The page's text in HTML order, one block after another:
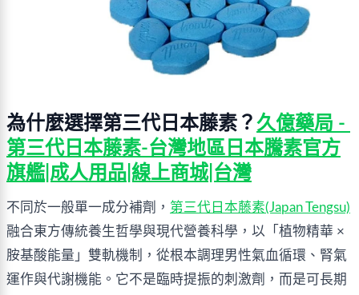
為什麼選擇第三代日本藤素？ 久億藥局 -
第三代日本藤素-台灣地區日本騰素官方
旗艦|成人用品|線上商城|台灣
不同於一般單一成分補劑， 第三代日本藤素(Japan Tengsu)
融合東方傳統養生哲學與現代營養科學，以「植物精華 ×
胺基酸能量」雙軌機制，從根本調理男性氣血循環、腎氣
運作與代謝機能。它不是臨時提振的刺激劑，而是可長期